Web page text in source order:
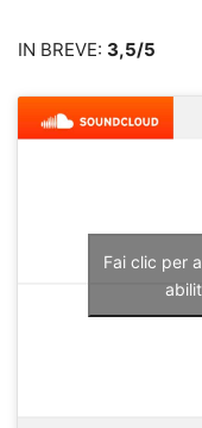
IN BREVE: 3,5/5
Fai clic per